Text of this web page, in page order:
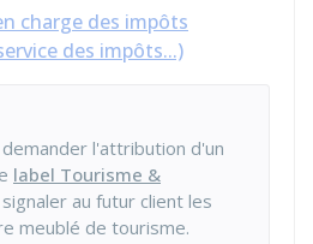
charge des impôts
des impôts...)
l'attribution d'un
label Tourisme &
au futur client les
meublé de tourisme.